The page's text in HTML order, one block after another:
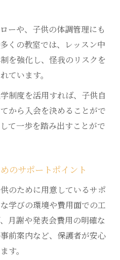
ーや、子供の体調管理にも
くの教室では、レッスン中
を強化し、怪我のリスクを
ています。
制度を活用すれば、子供自
から入会を決めることがで
て一歩を踏み出すことがで
のサポートポイント
のために用意しているサポ
学びの環境や費用面での工
月謝や発表会費用の明確な
前案内など、保護者が安心
す。